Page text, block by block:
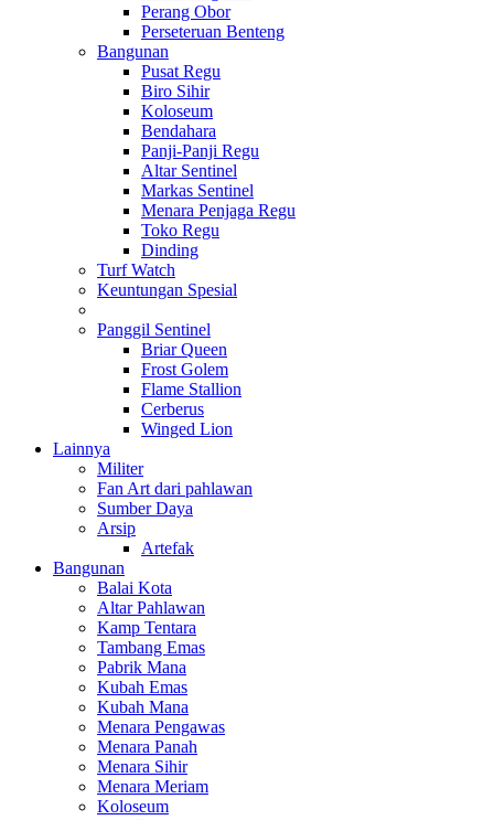
Perang Obor
Perseteruan Benteng
Bangunan
Pusat Regu
Biro Sihir
Koloseum
Bendahara
Panji-Panji Regu
Altar Sentinel
Markas Sentinel
Menara Penjaga Regu
Toko Regu
Dinding
Turf Watch
Keuntungan Spesial
Panggil Sentinel
Briar Queen
Frost Golem
Flame Stallion
Cerberus
Winged Lion
Lainnya
Militer
Fan Art dari pahlawan
Sumber Daya
Arsip
Artefak
Bangunan
Balai Kota
Altar Pahlawan
Kamp Tentara
Tambang Emas
Pabrik Mana
Kubah Emas
Kubah Mana
Menara Pengawas
Menara Panah
Menara Sihir
Menara Meriam
Koloseum